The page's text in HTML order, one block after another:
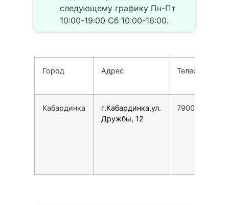
следующему графику Пн-Пт
10:00-19:00 Сб 10:00-16:00.
Город Адрес Телефон
Кабардинка
г.Кабардинка,ул.
Дружбы, 12
79002479313